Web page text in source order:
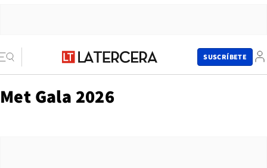
SUSCRÍBETE
Met Gala 2026